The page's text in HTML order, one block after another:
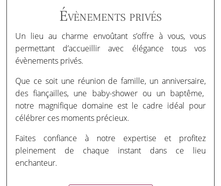
Évènements privés
Un lieu au charme envoûtant s’offre à vous, vous
permettant d’accueillir avec élégance tous vos
évènements privés.
Que ce soit une réunion de famille, un anniversaire,
des fiançailles, une baby-shower ou un baptême,
notre magnifique domaine est le cadre idéal pour
célébrer ces moments précieux.
Faites confiance à notre expertise et profitez
pleinement de chaque instant dans ce lieu
enchanteur.